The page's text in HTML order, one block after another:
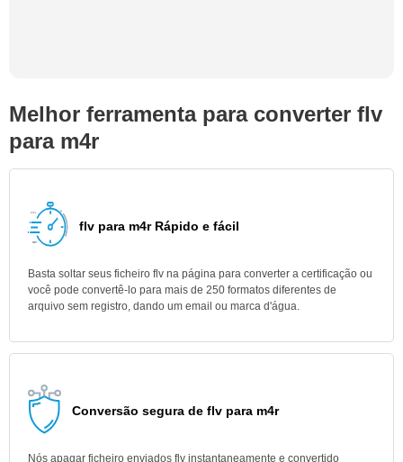
Melhor ferramenta para converter flv
para m4r
flv para m4r Rápido e fácil
Basta soltar seus ficheiro flv na página para converter a certificação ou
você pode convertê-lo para mais de 250 formatos diferentes de
arquivo sem registro, dando um email ou marca d'água.
Conversão segura de flv para m4r
Nós apagar ficheiro enviados flv instantaneamente e convertido